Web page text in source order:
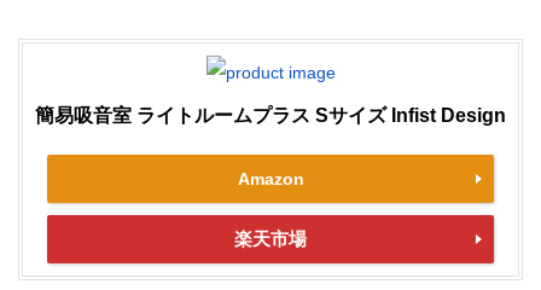
簡易吸音室 ライトルームプラス Sサイズ Infist Design
Amazon
楽天市場